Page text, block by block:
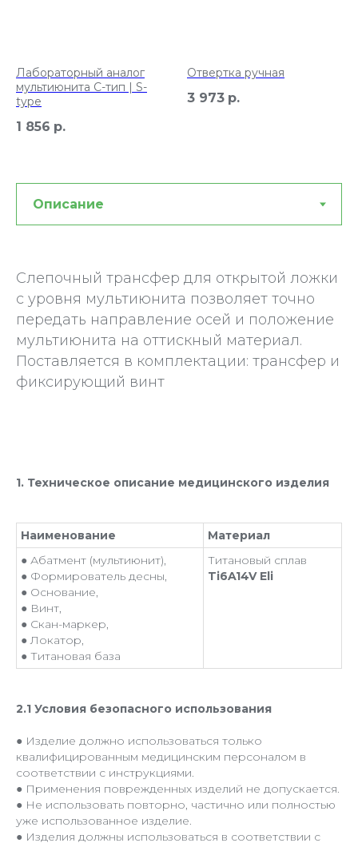
Лабораторный аналог
мультиюнита С-тип | S-
type
1 856 р.
Отвертка ручная
3 973 р.
Слепочный трансфер для открытой ложки
с уровня мультиюнита позволяет точно
передать направление осей и положение
мультиюнита на оттискный материал.
Поставляется в комплектации: трансфер и
фиксирующий винт
1. Техническое описание медицинского изделия
Наименование
Материал
● Абатмент (мультиюнит),
● Формирователь десны,
● Основание,
● Винт,
● Скан-маркер,
● Локатор,
● Титановая база
Титановый сплав
Ti6A14V Eli
2.1 Условия безопасного использования
● Изделие должно использоваться только
квалифицированным медицинским персоналом в
соответствии с инструкциями.
● Применения поврежденных изделий не допускается.
● Не использовать повторно, частично или полностью
уже использованное изделие.
● Изделия должны использоваться в соответствии с